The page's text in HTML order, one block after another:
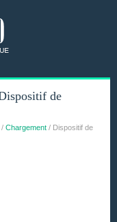
de
/ Chargement / Dispositif de